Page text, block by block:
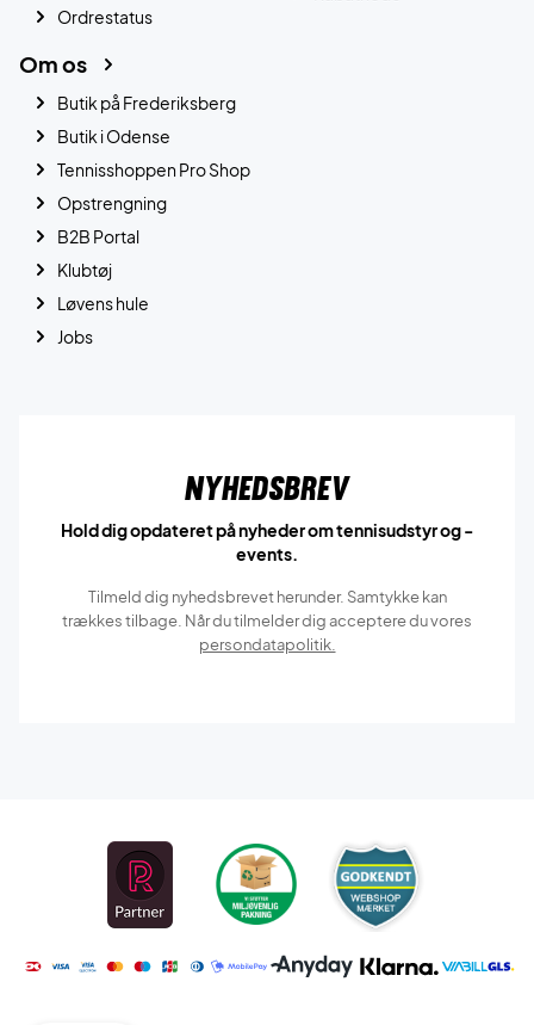
Ordrestatus
Om os
Butik på Frederiksberg
Butik i Odense
Tennisshoppen Pro Shop
Opstrengning
B2B Portal
Klubtøj
Løvens hule
Jobs
Nyhedsbrev
Hold dig opdateret på nyheder om tennisudstyr og -
events.
Tilmeld dig nyhedsbrevet herunder. Samtykke kan
trækkes tilbage. Når du tilmelder dig acceptere du vores
persondatapolitik.